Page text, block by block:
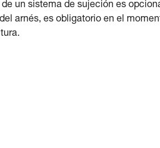
un sistema de sujeción es
arnés, es obligatorio en el